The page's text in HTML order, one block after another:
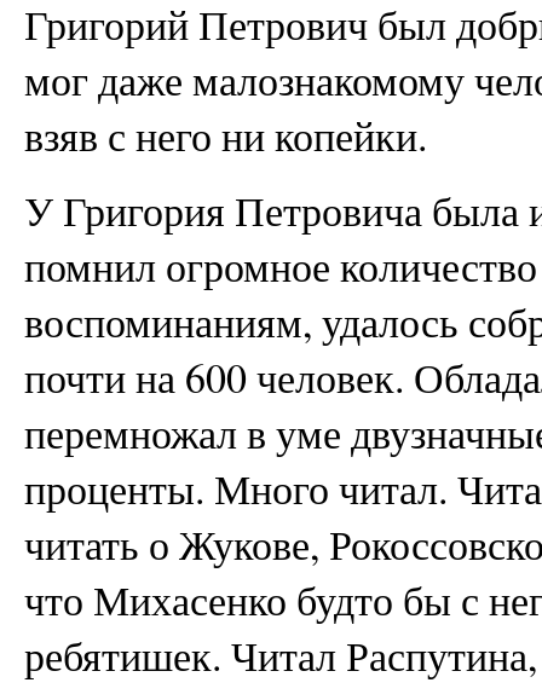
Григорий Петрович был
мог даже малознакомому
взяв с него ни копейки.
У Григория Петровича была
помнил огромное
воспоминаниям, удалось
почти на 600 человек.
перемножал в уме
проценты. Много читал.
читать о Жукове,
что Михасенко будто бы с
ребятишек. Читал